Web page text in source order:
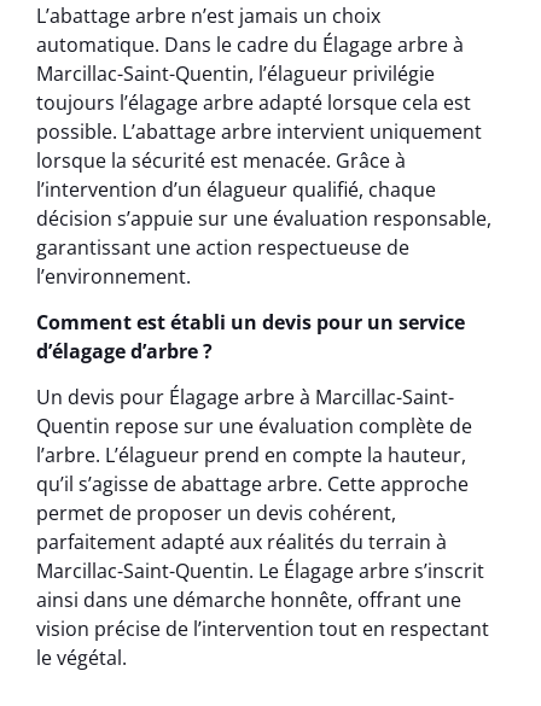
L’abattage arbre n’est jamais un choix
automatique. Dans le cadre du Élagage arbre à
Marcillac-Saint-Quentin, l’élagueur privilégie
toujours l’élagage arbre adapté lorsque cela est
possible. L’abattage arbre intervient uniquement
lorsque la sécurité est menacée. Grâce à
l’intervention d’un élagueur qualifié, chaque
décision s’appuie sur une évaluation responsable,
garantissant une action respectueuse de
l’environnement.
Comment est établi un devis pour un service
d’élagage d’arbre ?
Un devis pour Élagage arbre à Marcillac-Saint-
Quentin repose sur une évaluation complète de
l’arbre. L’élagueur prend en compte la hauteur,
qu’il s’agisse de abattage arbre. Cette approche
permet de proposer un devis cohérent,
parfaitement adapté aux réalités du terrain à
Marcillac-Saint-Quentin. Le Élagage arbre s’inscrit
ainsi dans une démarche honnête, offrant une
vision précise de l’intervention tout en respectant
le végétal.